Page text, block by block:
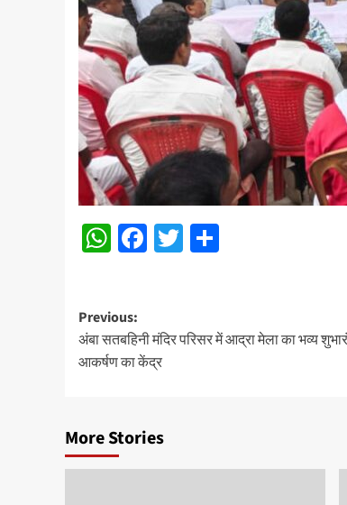
WhatsApp
Facebook
Twitter
Post
navigation
Previous:
अंबा सतबहिनी मंदिर परिसर में आद्रा मेला का भव्य
आकर्षण का केंद्र
More Stories